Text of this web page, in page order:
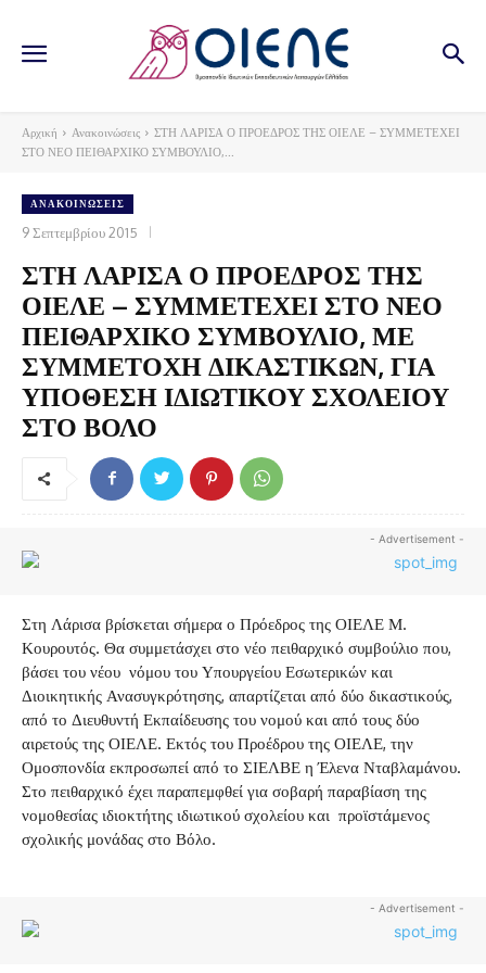
Αρχική Ανακοινώσεις
ΣΤΗ ΛΑΡΙΣΑ Ο ΠΡΟΕΔΡΟΣ ΤΗΣ ΟΙΕΛΕ – ΣΥΜΜΕΤΕΧΕΙ
ΣΤΟ ΝΕΟ ΠΕΙΘΑΡΧΙΚΟ ΣΥΜΒΟΥΛΙΟ,...
ΑΝΑΚΟΙΝΏΣΕΙΣ
9 Σεπτεμβρίου 2015
ΣΤΗ ΛΑΡΙΣΑ Ο ΠΡΟΕΔΡΟΣ ΤΗΣ
ΟΙΕΛΕ – ΣΥΜΜΕΤΕΧΕΙ ΣΤΟ ΝΕΟ
ΠΕΙΘΑΡΧΙΚΟ ΣΥΜΒΟΥΛΙΟ, ΜΕ
ΣΥΜΜΕΤΟΧΗ ΔΙΚΑΣΤΙΚΩΝ, ΓΙΑ
ΥΠΟΘΕΣΗ ΙΔΙΩΤΙΚΟΥ ΣΧΟΛΕΙΟΥ
ΣΤΟ ΒΟΛΟ
- Advertisement -
Στη Λάρισα βρίσκεται σήμερα ο Πρόεδρος της ΟΙΕΛΕ Μ.
Κουρουτός. Θα συμμετάσχει στο νέο πειθαρχικό συμβούλιο που,
βάσει του νέου νόμου του Υπουργείου Εσωτερικών και
Διοικητικής Ανασυγκρότησης, απαρτίζεται από δύο δικαστικούς,
από το Διευθυντή Εκπαίδευσης του νομού και από τους δύο
αιρετούς της ΟΙΕΛΕ. Εκτός του Προέδρου της ΟΙΕΛΕ, την
Ομοσπονδία εκπροσωπεί από το ΣΙΕΛΒΕ η Έλενα Νταβλαμάνου.
Στο πειθαρχικό έχει παραπεμφθεί για σοβαρή παραβίαση της
νομοθεσίας ιδιοκτήτης ιδιωτικού σχολείου και προϊστάμενος
σχολικής μονάδας στο Βόλο.
- Advertisement -